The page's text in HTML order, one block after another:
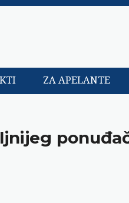
ZA APELANTE